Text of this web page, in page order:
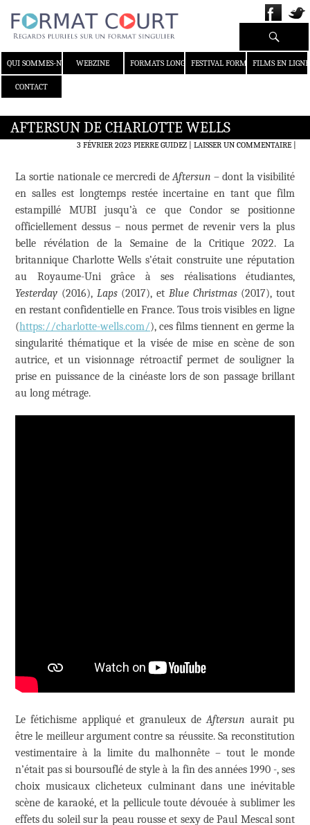
QUI SOMMES-NOUS ?WEBZINE FORMATS LONGS FESTIVAL FORMAT COURT
FILMS EN LIGNE
CONTACT
Recherche
AFTERSUN DE CHARLOTTE WELLS
3 FÉVRIER 2023 PIERRE GUIDEZ LAISSER UN COMMENTAIRE|
La sortie nationale ce mercredi deAftersun – dont la visibilité
en salles est longtemps restée incertaine en tant que film
estampillé MUBI jusqu’à ce que Condor se positionne
officiellement dessus – nous permet de revenir vers la plus
belle révélation de la Semaine de la Critique 2022. La
britannique Charlotte Wells s’était construite une réputation
au Royaume-Uni grâce à ses réalisations étudiantes,
Yesterday (2016), Laps(2017), et Blue Christmas(2017), tout
en restant confidentielle en France. Tous trois visibles en ligne
(https://charlotte-wells.com/), ces films tiennent en germe la
singularité thématique et la visée de mise en scène de son
autrice, et un visionnage rétroactif permet de souligner la
prise en puissance de la cinéaste lors de son passage brillant
au long métrage.
Le fétichisme appliqué et granuleux deAftersun aurait pu
être le meilleur argument contre sa réussite. Sa reconstitution
vestimentaire à la limite du malhonnête – tout le monde
n’était pas si boursouflé de style à la fin des années 1990 -, ses
choix musicaux clicheteux culminant dans une inévitable
scène de karaoké, et la pellicule toute dévouée à sublimer les
effets du soleil sur la peau rousse et sexy de Paul Mescal sont